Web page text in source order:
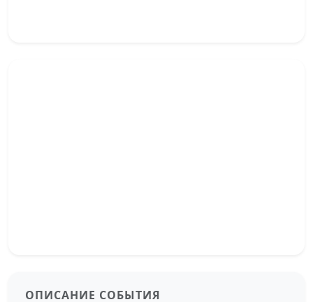
ОПИСАНИЕ СОБЫТИЯ